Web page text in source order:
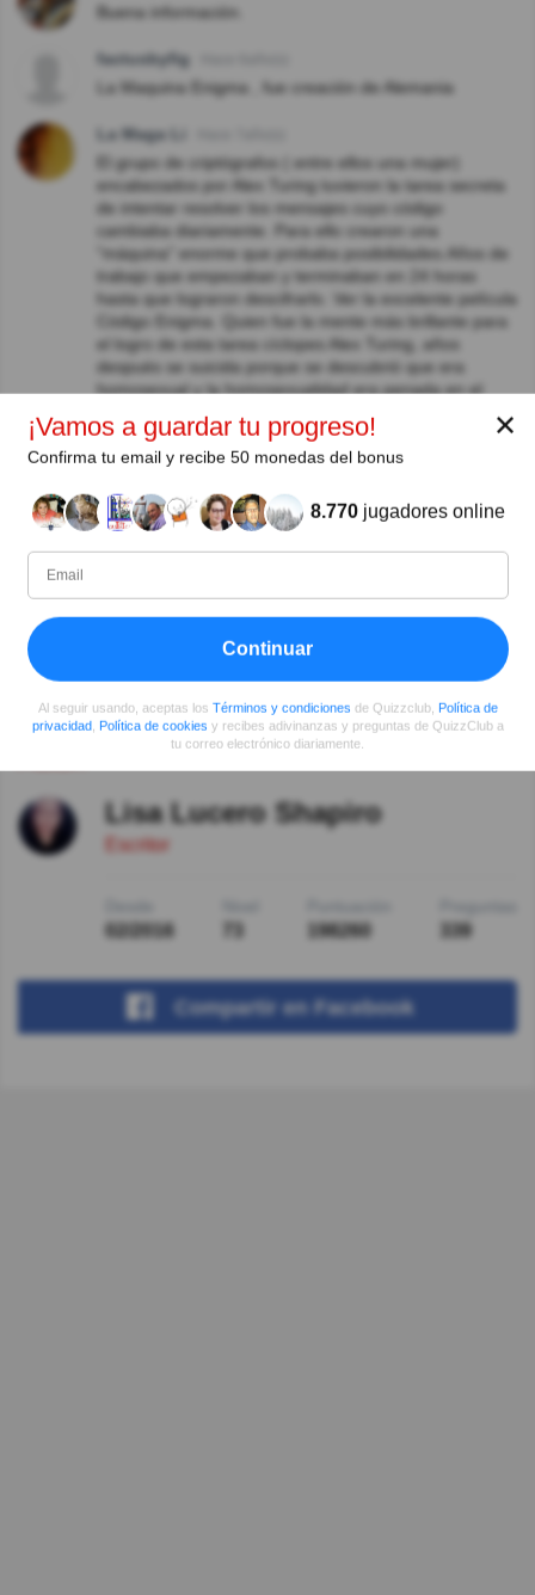
Buena información.
factusbyfig
La Maquina Enigma , fue creación de Alemania
La Maga Li
El grupo de criptógrafos ( entre ellos una mujer)
encabezados por Alex Turing tuvieron la tarea secreta
de intentar resolver los mensajes cuyo código
cambiaba diariamente. Para ello crearon una
"máquina" enorme que probaba posibilidades.Años de
trabajo que empezaban y terminaban en 24 horas
hasta que lograron descifrarlo. Ver la excelente película
Código Enigma. Quien fue la mente más brillante para
el logro de esta tarea cíclopes Alex Turing, años
después se suicida porque se descubrió que era
homosexual y la homosexualidad era penada en el
Reino Unido en esa época!!! Terrible!!
Ver respuestas
Mireya Lillo Hace 8año(s)
Muy interesante
Hagelin & Cripto = cifradoras de mensaje tambien !
Betty Rosero Zambrano Hace 9año(s)
Lisa Lucero Shapiro
Escritor
02/2016 198260 339
Compartir en Facebook
✕
¡Vamos a guardar tu progreso!
Confirma tu email y recibe 50 monedas del bonus
8.770 jugadores online
Continuar
Al seguir usando, aceptas los Términos y condiciones de Quizzclub, Política de
privacidad, Política de cookies y recibes adivinanzas y preguntas de QuizzClub a
tu correo electrónico diariamente.